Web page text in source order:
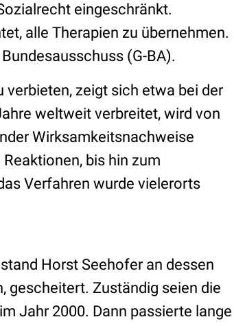
eingeschränkt.
alle Therapien zu übernehmen.
(G-BA).
zeigt sich etwa bei der
weltweit verbreitet, wird von
Wirksamkeitsnachweise
bis hin zum
Verfahren wurde vielerorts
Horst Seehofer an dessen
gescheitert. Zuständig seien die
Jahr 2000. Dann passierte lange